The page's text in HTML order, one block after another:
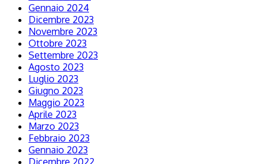
Gennaio 2024
Dicembre 2023
Novembre 2023
Ottobre 2023
Settembre 2023
Agosto 2023
Luglio 2023
Giugno 2023
Maggio 2023
Aprile 2023
Marzo 2023
Febbraio 2023
Gennaio 2023